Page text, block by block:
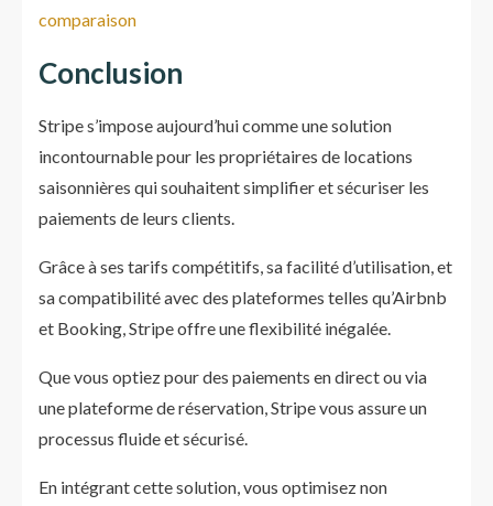
comparaison
Conclusion
Stripe s’impose aujourd’hui comme une solution
incontournable pour les propriétaires de locations
saisonnières qui souhaitent simplifier et sécuriser les
paiements de leurs clients.
Grâce à ses tarifs compétitifs, sa facilité d’utilisation, et
sa compatibilité avec des plateformes telles qu’Airbnb
et Booking, Stripe offre une flexibilité inégalée.
Que vous optiez pour des paiements en direct ou via
une plateforme de réservation, Stripe vous assure un
processus fluide et sécurisé.
En intégrant cette solution, vous optimisez non